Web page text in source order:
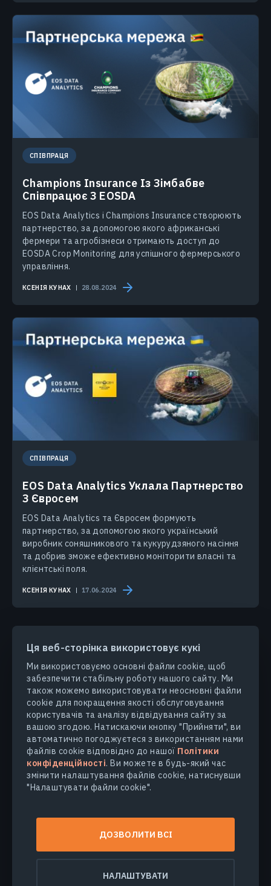
Ця веб-сторінка використовує кукі
Ми використовуємо основні файли cookie, щоб
забезпечити стабільну роботу нашого сайту. Ми
також можемо використовувати неосновні файли
cookie для покращення якості обслуговування
користувачів та аналізу відвідування сайту за
вашою згодою. Натискаючи кнопку "Прийняти", ви
автоматично погоджуєтеся з використанням нами
файлів cookie відповідно до нашої Політики
конфіденційності. Ви можете в будь-який час
змінити налаштування файлів cookie, натиснувши
"Налаштувати файли cookie".
ДОЗВОЛИТИ ВСІ
НАЛАШТУВАТИ
СПІВПРАЦЯ
Champions Insurance Із Зімбабве
Співпрацює З EOSDA
EOS Data Analytics і Champions Insurance створюють
партнерство, за допомогою якого африканські
фермери та агробізнеси отримають доступ до
EOSDA Crop Monitoring для успішного фермерського
управління.
КСЕНІЯ КУНАХ 28.08.2024
СПІВПРАЦЯ
EOS Data Analytics Уклала Партнерство
З Євросем
EOS Data Analytics та Євросем формують
партнерство, за допомогою якого український
виробник соняшникового та кукурудзяного насіння
та добрив зможе ефективно моніторити власні та
клієнтські поля.
КСЕНІЯ КУНАХ 17.06.2024
ПРОДУКТИ ТА РІШЕННЯ
ГАЛУЗІ
КОМПАНІЯ
ДІЗНАТИСЯ БІЛЬШЕ
Всі права захищені.
Не продавайте мої персональні дані